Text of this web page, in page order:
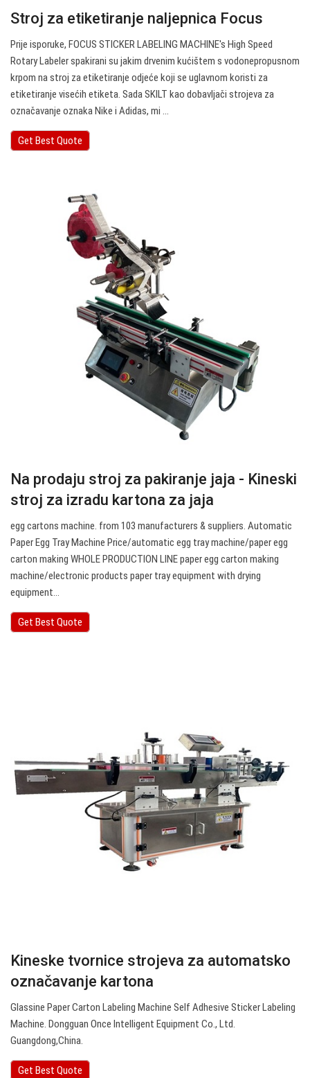
Stroj za etiketiranje naljepnica Focus
Prije isporuke, FOCUS STICKER LABELING MACHINE's High Speed
Rotary Labeler spakirani su jakim drvenim kućištem s vodonepropusnom
krpom na stroj za etiketiranje odjeće koji se uglavnom koristi za
etiketiranje visećih etiketa. Sada SKILT kao dobavljači strojeva za
označavanje oznaka Nike i Adidas, mi ...
Get Best Quote
Na prodaju stroj za pakiranje jaja - Kineski
stroj za izradu kartona za jaja
egg cartons machine. from 103 manufacturers & suppliers. Automatic
Paper Egg Tray Machine Price/automatic egg tray machine/paper egg
carton making WHOLE PRODUCTION LINE paper egg carton making
machine/electronic products paper tray equipment with drying
equipment…
Get Best Quote
Kineske tvornice strojeva za automatsko
označavanje kartona
Glassine Paper Carton Labeling Machine Self Adhesive Sticker Labeling
Machine. Dongguan Once Intelligent Equipment Co., Ltd.
Guangdong,China.
Get Best Quote